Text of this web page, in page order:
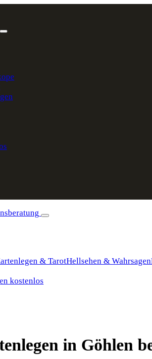
& TarotHellsehen & Wahrsagen
kostenlos
in Göhlen